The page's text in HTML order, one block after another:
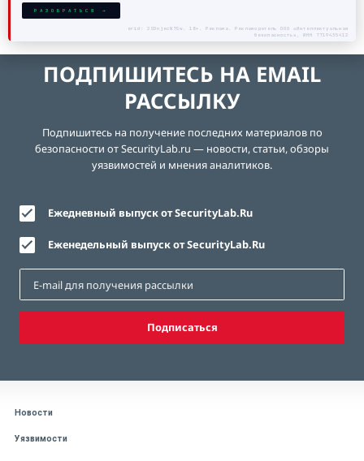
РАЗОБРАТЬСЯ →
erid: 2SDnjecN7Gw. 18+. Реклама. Рекламодатель ООО «Интеллектуальная
безопасность», ИНН 7719435412
ПОДПИШИТЕСЬ НА EMAIL
РАССЫЛКУ
Подпишитесь на получение последних материалов по
безопасности от SecurityLab.ru — новости, статьи, обзоры
уязвимостей и мнения аналитиков.
Ежедневный выпуск от SecurityLab.Ru
Еженедельный выпуск от SecurityLab.Ru
Подписаться
Новости
Уязвимости